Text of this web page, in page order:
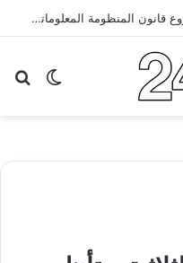
ائتلاف نقابي يحذر من تداعيات مشروع قانون المنظومة المعلوماتية الصحية ويدعو الحكومة إلى إعادة النظر فيه..
الوضع